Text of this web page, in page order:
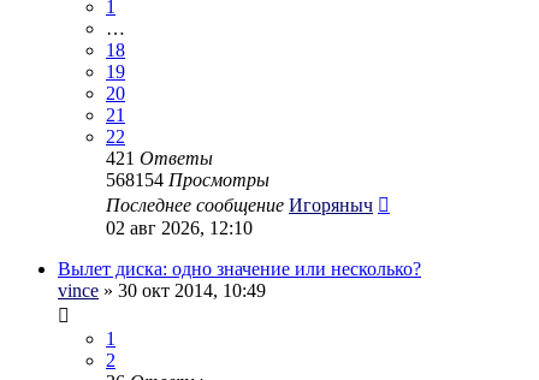
1
…
18
19
20
21
22
421 Ответы
568154 Просмотры
Последнее сообщение Игоряныч
02 авг 2026, 12:10
Вылет диска: одно значение или несколько?
vince » 30 окт 2014, 10:49
1
2